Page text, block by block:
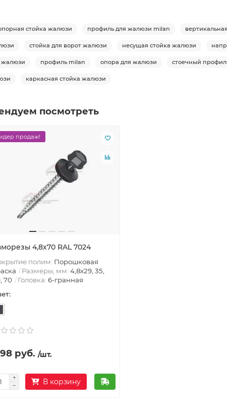
стойка жалюзи профиль для жалюзи milan
стойка для ворот жалюзи несущая стойка жалюзи
жалюзи профиль milan опора для жалюзи стоечный
каркасная стойка жалюзи
посмотреть
продаж!
4,8х70 RAL 7024
полим: Порошковая
Размеры, мм: 4,8х29, 35,
70
Головка: 6-гранная
руб. /шт.
В корзину